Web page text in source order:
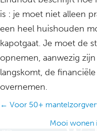
is : je moet niet alleen
een heel huishouden
kapotgaat. Je moet de
opnemen, aanwezig
langskomt, de
overnemen.
Posts
navigation
← Voor 50+
Mooi wonen